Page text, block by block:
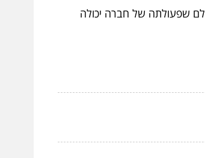
שפעולתה של חברה יכולה